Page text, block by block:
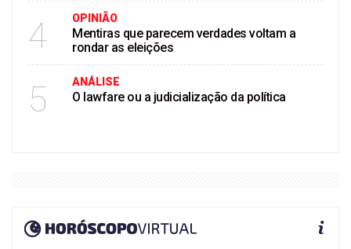
4 OPINIÃO
Mentiras que parecem verdades voltam a
rondar as eleições
5 ANÁLISE
O lawfare ou a judicialização da política